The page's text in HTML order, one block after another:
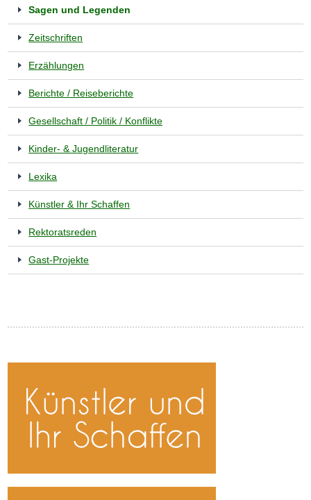
Sagen und Legenden
Zeitschriften
Erzählungen
Berichte / Reiseberichte
Gesellschaft / Politik / Konflikte
Kinder- & Jugendliteratur
Lexika
Künstler & Ihr Schaffen
Rektoratsreden
Gast-Projekte